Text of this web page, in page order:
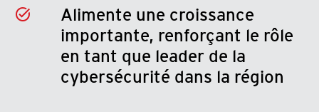
Alimente une croissance
importante, renforçant le rôle
en tant que leader de la
cybersécurité dans la région